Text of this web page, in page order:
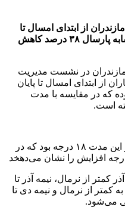
از ابتدای امسال تا
پایان مهر ماه در مقایسه با مدت مشابه پارسال ۳۸ درصد کاهش
در نشست مدیریت
از ابتدای امسال تا پایان
میلی‌متر بوده که در مقایسه با مدت
او افزود: میانگین دمای استان نیز در این مدت ۱۸ درجه بود که در
کمتر از نرمال، نیمه آذر تا
کمتر از نرمال و نیمه دی تا
می‌شود.